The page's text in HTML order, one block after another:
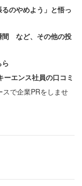
のやめよう」と悟っ
間 など、その他の投
エンス社員の口コミ
スで企業PRをしませ